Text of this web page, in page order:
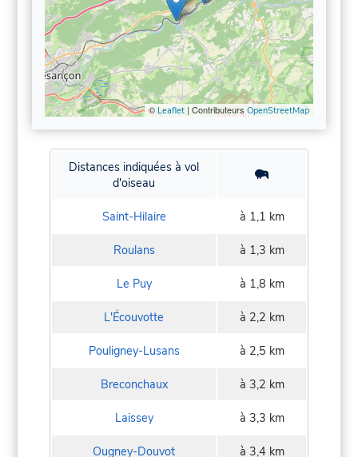
© Leaflet| Contributeurs OpenStreetMap
Distances indiquées à vol
d'oiseau
Saint-Hilaire à 1,1 km
Roulans à 1,3 km
Le Puy à 1,8 km
L'Écouvotte à 2,2 km
Pouligney-Lusans à 2,5 km
Breconchaux à 3,2 km
Laissey à 3,3 km
Ougney-Douvot à 3,4 km